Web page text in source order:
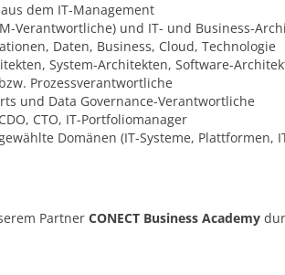
dem IT-Management
Verantwortliche) und IT- und Business-
Daten, Business, Cloud, Technologie
System-Architekten, Software-
Prozessverantwortliche
und Data Governance-Verantwortliche
CTO, IT-Portfoliomanager
Domänen (IT-Systeme, Plattformen,
Partner CONECT Business Academy